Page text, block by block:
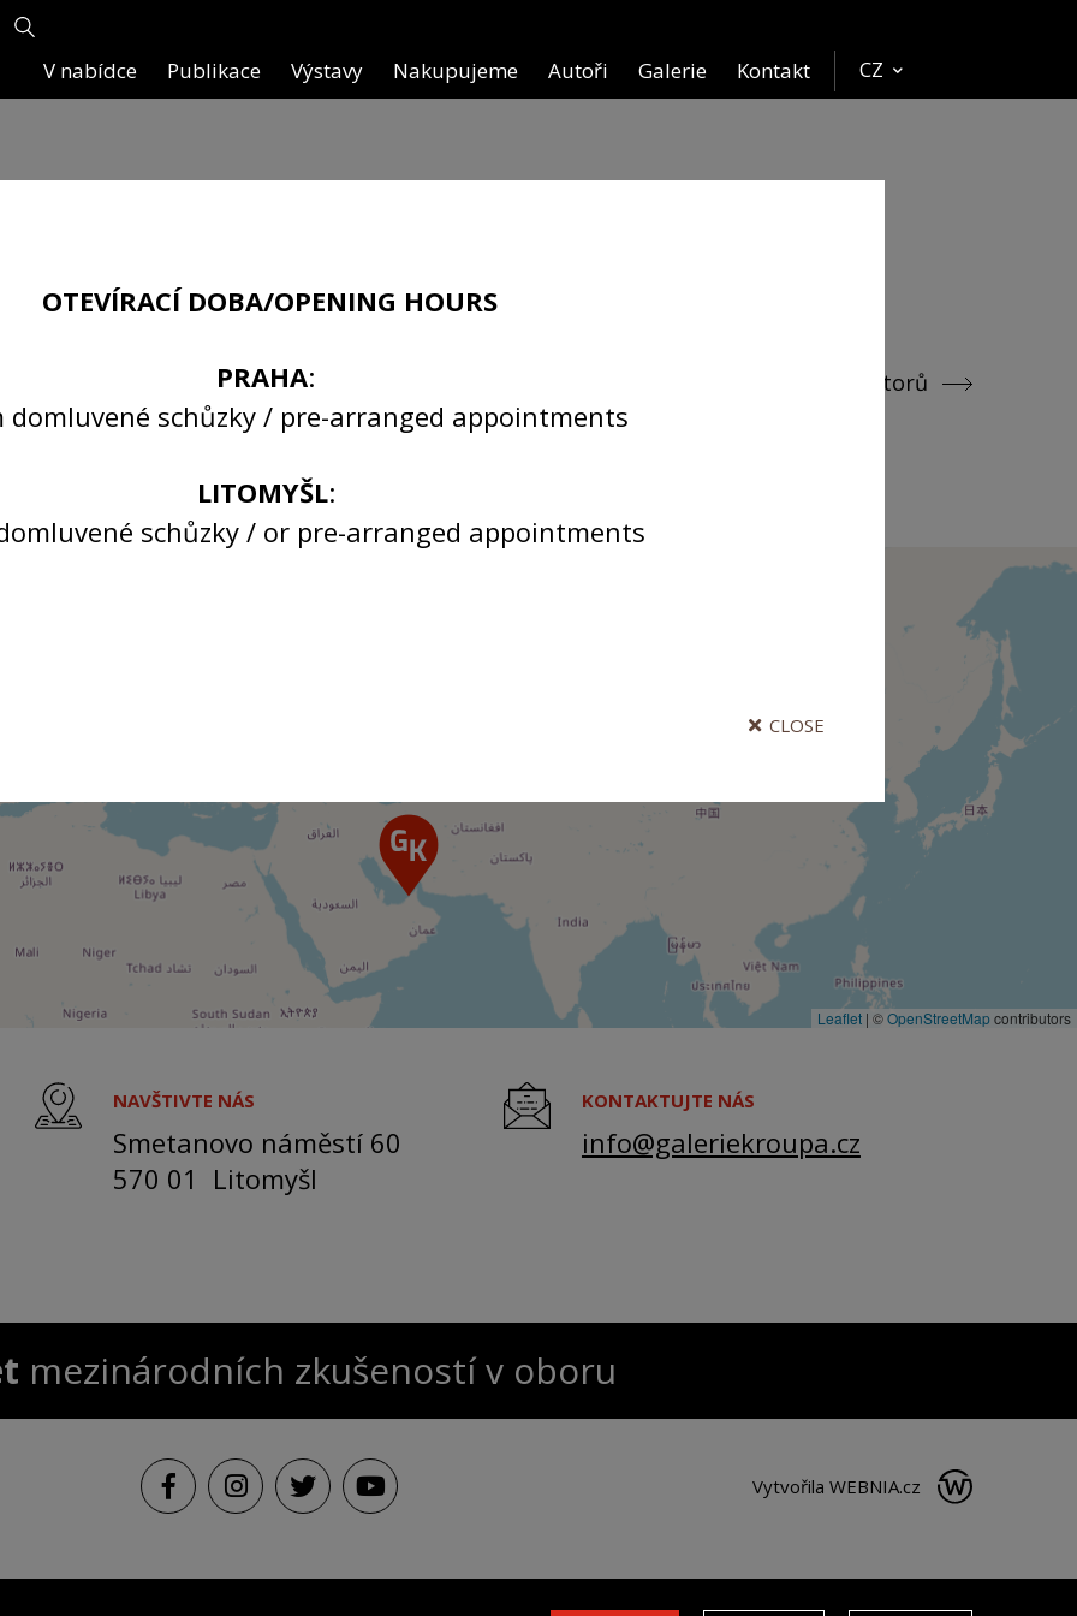
V nabídce Publikace Výstavy Nakupujeme Autoři Galerie Kontakt CZ
Trnka Jaroslav
Encyklopedie autorů
Leaflet | ©OpenStreetMapcontributors
NAVŠTIVTE NÁS
Smetanovo náměstí 60
570 01 Litomyšl
KONTAKTUJTE NÁS
info@galeriekroupa.cz
mezinárodních zkušeností v oboru
Vytvořila WEBNIA.cz
OTEVÍRACÍ DOBA/OPENING HOURS
PRAHA:
domluvené schůzky / pre-arranged appointments
LITOMYŠL:
schůzky / or pre-arranged appointments
CLOSE